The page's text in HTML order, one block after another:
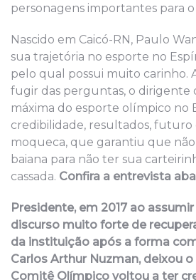
personagens importantes para
Nascido em Caicó-RN, Paulo
sua trajetória no esporte no
pelo qual possui muito carinho.
fugir das perguntas, o dirigente
máxima do esporte olímpico no
credibilidade, resultados, futuro
moqueca, que garantiu que
baiana para não ter sua
cassada. Confira a entrevista
Presidente, em 2017 ao
discurso muito forte de
da instituição após a forma
Carlos Arthur Nuzman, deixou
Comitê Olímpico voltou a ter